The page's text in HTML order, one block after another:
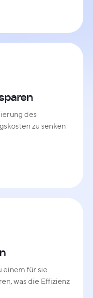
des
zu senken
einem für sie
was die Effizienz